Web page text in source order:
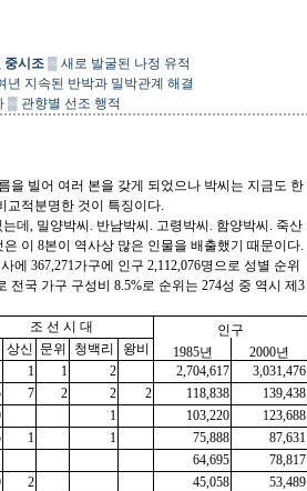
중시조 ▒ 새로 발굴된 나정 유적
년 지속된 반박과 밀박관계 해결
▒ 관향별 선조 행적
빌어 여러 본을 갖게 되었으나 박씨는 지금도 한
교적분명한 것이 특징이다.
데, 밀양박씨. 반남박씨. 고령박씨. 함양박씨. 죽산
이 8본이 역사상 많은 인물을 배출했기 때문이다.
367,271가구에 인구 2,112,076명으로 성별 순위
전국 가구 구성비 8.5%로 순위는 274성 중 역시 제3
조 선 시 대
인구
상신 문위 청백리 왕비 1985년
2000년
1 1 2 2,704,617
3,031,476
7 2 2 2 118,838
139,438
1 103,220
123,688
1 1 75,888
87,631
64,695
78,817
2 45,058
53,489